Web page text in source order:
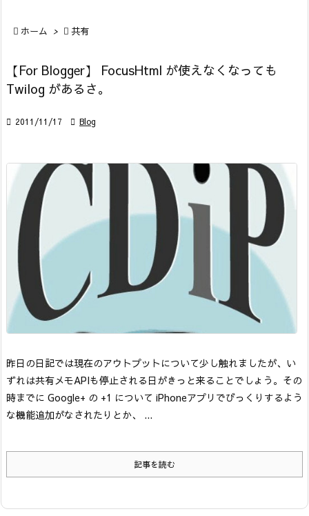
 ホーム >  共有
【For Blogger】 FocusHtml が使えなくなっても
Twilog があるさ。
 2011/11/17  Blog
昨日の日記では現在のアウトプットについて少し触れましたが、い
ずれは共有メモAPIも停止される日がきっと来ることでしょう。その
時までに Google+ の +1 について iPhoneアプリでびっくりするよう
な機能追加がなされたりとか、 ...
記事を読む